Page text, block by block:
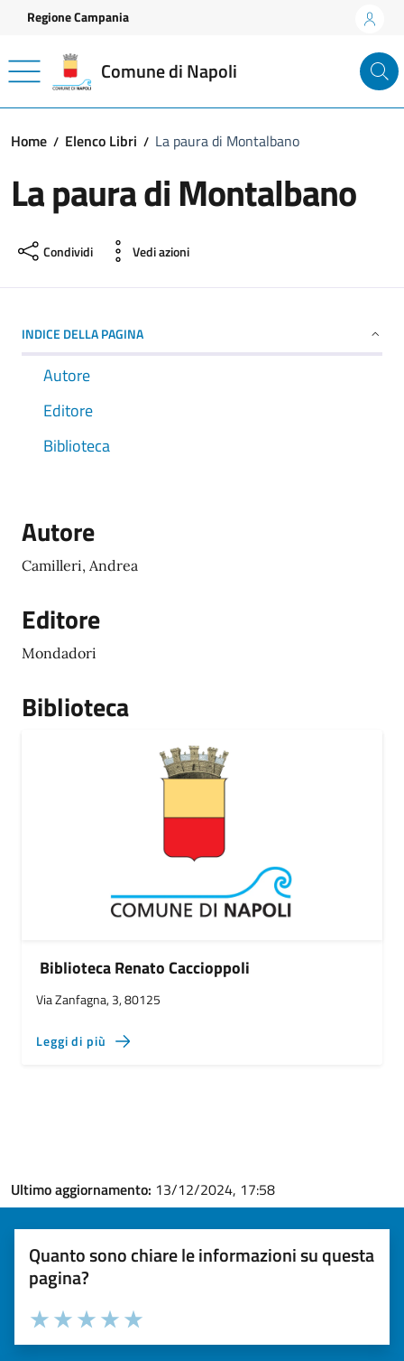
Vai ai contenuti
Vai al footer
Regione Campania
Comune di Napoli
Home Elenco Libri La paura di Montalbano
La paura di Montalbano
Condividi Vedi azioni
INDICE DELLA PAGINA
Autore
Editore
Biblioteca
Autore
Camilleri, Andrea
Editore
Mondadori
Biblioteca
Biblioteca Renato Caccioppoli
Via Zanfagna, 3, 80125
Leggi di più
Ultimo aggiornamento: 13/12/2024, 17:58
Quanto sono chiare le informazioni su questa
pagina?
Valuta la chiarezza delle informazioni (da 1 a 5 stelle)
Seleziona il numero di stelle per valutare la chiarezza delle
Valuta 5 stelle su 5
Valuta 4 stelle su 5
Valuta 3 stelle su 5
Valuta 2 stelle su 5
Valuta 1 stelle su 5